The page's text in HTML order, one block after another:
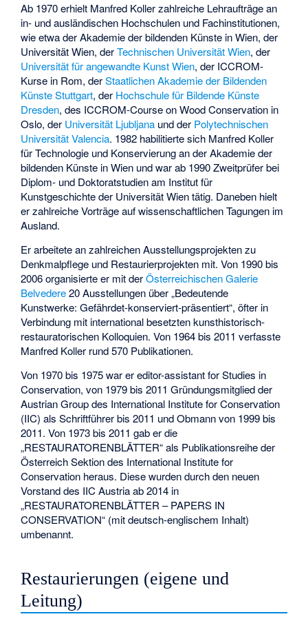
Ab 1970 erhielt Manfred Koller zahlreiche Lehraufträge an
in- und ausländischen Hochschulen und Fachinstitutionen,
wie etwa der Akademie der bildenden Künste in Wien, der
Universität Wien, derTechnischen Universität Wien, der
Universität für angewandte Kunst Wien, der ICCROM-
Kurse in Rom, derStaatlichen Akademie der Bildenden
Künste Stuttgart, der Hochschule für Bildende Künste
Dresden, des ICCROM-Course on Wood Conservation in
Oslo, der Universität Ljubljana und der Polytechnischen
Universität Valencia. 1982 habilitierte sich Manfred Koller
für Technologie und Konservierung an der Akademie der
bildenden Künste in Wien und war ab 1990 Zweitprüfer bei
Diplom- und Doktoratstudien am Institut für
Kunstgeschichte der Universität Wien tätig. Daneben hielt
er zahlreiche Vorträge auf wissenschaftlichen Tagungen im
Ausland.
Er arbeitete an zahlreichen Ausstellungsprojekten zu
Denkmalpflege und Restaurierprojekten mit. Von 1990 bis
2006 organisierte er mit derÖsterreichischen Galerie
Belvedere20 Ausstellungen über „Bedeutende
Kunstwerke: Gefährdet-konserviert-präsentiert“, öfter in
Verbindung mit international besetzten kunsthistorisch-
restauratorischen Kolloquien. Von 1964 bis 2011 verfasste
Manfred Koller rund 570 Publikationen.
Von 1970 bis 1975 war er editor-assistant for Studies in
Conservation, von 1979 bis 2011 Gründungsmitglied der
Austrian Group des International Institute for Conservation
(IIC) als Schriftführer bis 2011 und Obmann von 1999 bis
2011. Von 1973 bis 2011 gab er die
„RESTAURATORENBLÄTTER“ als Publikationsreihe der
Österreich Sektion des International Institute for
Conservation heraus. Diese wurden durch den neuen
Vorstand des IIC Austria ab 2014 in
„RESTAURATORENBLÄTTER – PAPERS IN
CONSERVATION“ (mit deutsch-englischem Inhalt)
umbenannt.
Restaurierungen (eigene und
Leitung)